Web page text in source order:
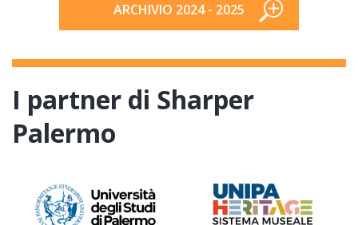
ARCHIVIO 2024 - 2025
I partner di Sharper
Palermo